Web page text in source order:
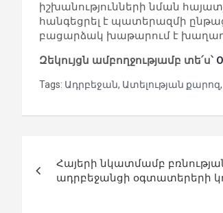
իշխանությունների նման
հանգեցրել է պատերազմի
բացարձակ խաթարում է
Զեկույցն ամբողջությամբ տե՛ս՝
Tags: Ադրբեջան, Ատելության քարոզ,
նավարկումը
Հայերի նկատմամբ
ադրբեջանցի օգտատերերի